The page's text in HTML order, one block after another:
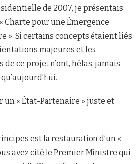
de 2007, je présentais
Charte pour une Émergence
». Si certains concepts étaient liés
majeures et les
ce projet n’ont, hélas, jamais
un « État-Partenaire » juste et
est la restauration d’un «
avez cité le Premier Ministre qui